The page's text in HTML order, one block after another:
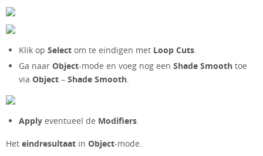
Klik opSelect om te eindigen met Loop Cuts.
Ga naarObject-mode en voeg nog eenShade Smooth toe
viaObject –Shade Smooth.
Apply eventueel de Modifiers.
Het eindresultaat in Object-mode.